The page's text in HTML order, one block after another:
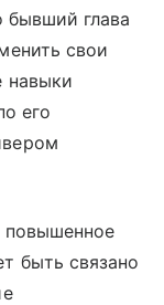
бывший глава
свои
навыки
его
повышенное
быть связано